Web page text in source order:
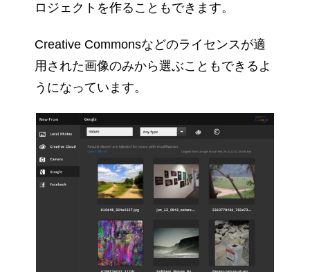
ロジェクトを作ることもできます。
Creative Commonsなどのライセンスが適
用された画像のみから選ぶこともできるよ
うになっています。